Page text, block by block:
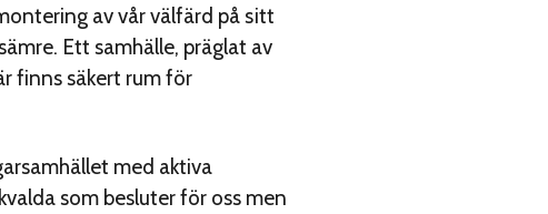
av vår välfärd på sitt
Ett samhälle, präglat av
finns säkert rum för
med aktiva
som besluter för oss men